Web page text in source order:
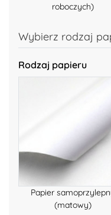
roboczych)
Wybierz rodzaj
Rodzaj papieru
Papier
(matowy)